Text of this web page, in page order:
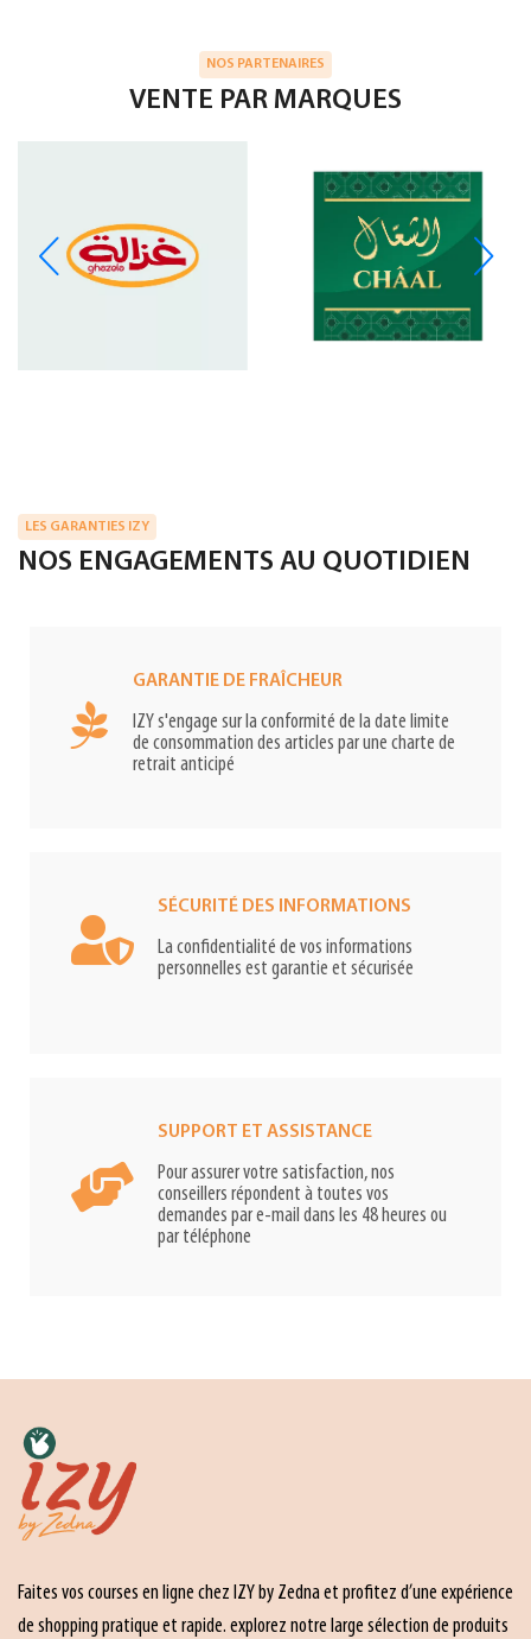
NOS PARTENAIRES
VENTE PAR MARQUES
LES GARANTIES IZY
NOS ENGAGEMENTS AU QUOTIDIEN
GARANTIE DE FRAÎCHEUR
IZY s'engage sur la conformité de la date limite
de consommation des articles par une charte de
retrait anticipé
SÉCURITÉ DES INFORMATIONS
La confidentialité de vos informations
personnelles est garantie et sécurisée
SUPPORT ET ASSISTANCE
Pour assurer votre satisfaction, nos
conseillers répondent à toutes vos
demandes par e-mail dans les 48 heures ou
par téléphone
Faites vos courses en ligne chez IZY by Zedna et profitez d’une expérience
de shopping pratique et rapide. explorez notre large sélection de produits